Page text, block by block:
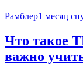
Рамблер1 месяц
Что такое
важно